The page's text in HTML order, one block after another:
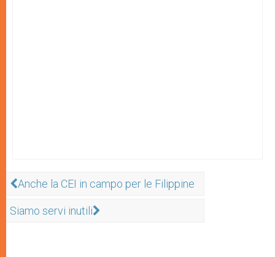
Anche la CEI in campo per le Filippine
Siamo servi inutili